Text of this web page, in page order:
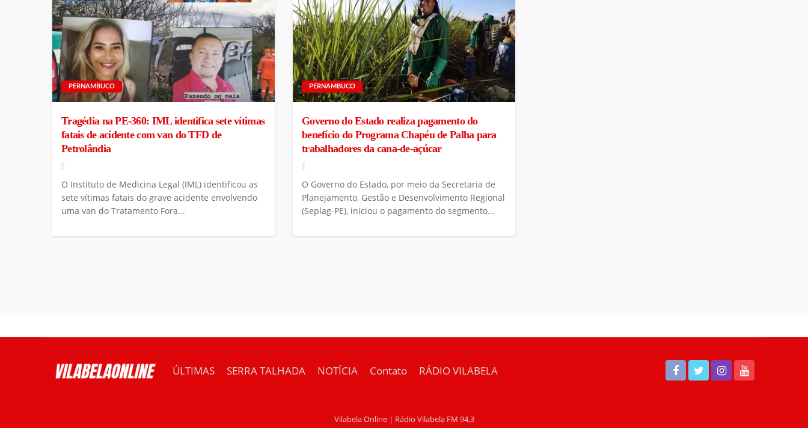
PERNAMBUCO
Tragédia na PE-360: IML identifica sete vítimas
fatais de acidente com van do TFD de
Petrolândia
O Instituto de Medicina Legal (IML) identificou as
sete vítimas fatais do grave acidente envolvendo
uma van do Tratamento Fora...
PERNAMBUCO
Governo do Estado realiza pagamento do
benefício do Programa Chapéu de Palha para
trabalhadores da cana-de-açúcar
O Governo do Estado, por meio da Secretaria de
Planejamento, Gestão e Desenvolvimento Regional
(Seplag-PE), iniciou o pagamento do segmento...
ÚLTIMAS SERRA TALHADA NOTÍCIA Contato RÁDIO VILABELA
Vilabela Online | Rádio Vilabela FM 94,3